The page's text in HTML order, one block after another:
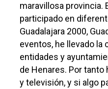
maravillosa provincia.
participado en
Guadalajara 2000,
eventos, he llevado la
entidades y
de Henares. Por tanto
y televisión, y si algo